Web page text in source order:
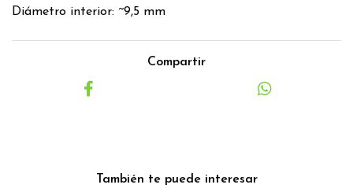
Diámetro interior: ~9,5 mm
Compartir
También te puede interesar